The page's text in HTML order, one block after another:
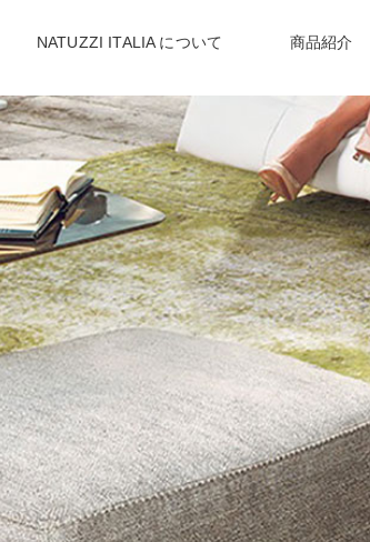
NATUZZI ITALIA について
〉 イタリア職人が作る
上質かつモダンなデザイン
〉
ヨ
商品紹介
ェア 〉リヴァイブ 〉リビ
グチェア 〉サイドボード 〉ベッ
NEWS
〉ナツッジイタリアからのお知らせ